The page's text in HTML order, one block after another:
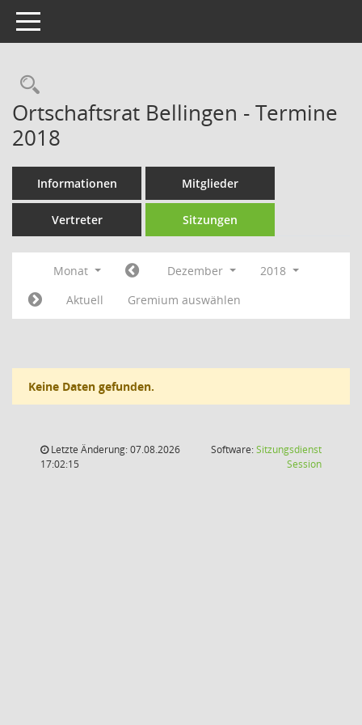
Toggle navigation
Rechercheauswahl
Ortschaftsrat Bellingen - Termine
2018
Informationen Mitglieder
Vertreter Sitzungen
Monat Dezember
2018
Aktuell
Gremium auswählen
Keine Daten gefunden.
Letzte Änderung: 07.08.2026
17:02:15
Software:Sitzungsdienst
Session(Wird in